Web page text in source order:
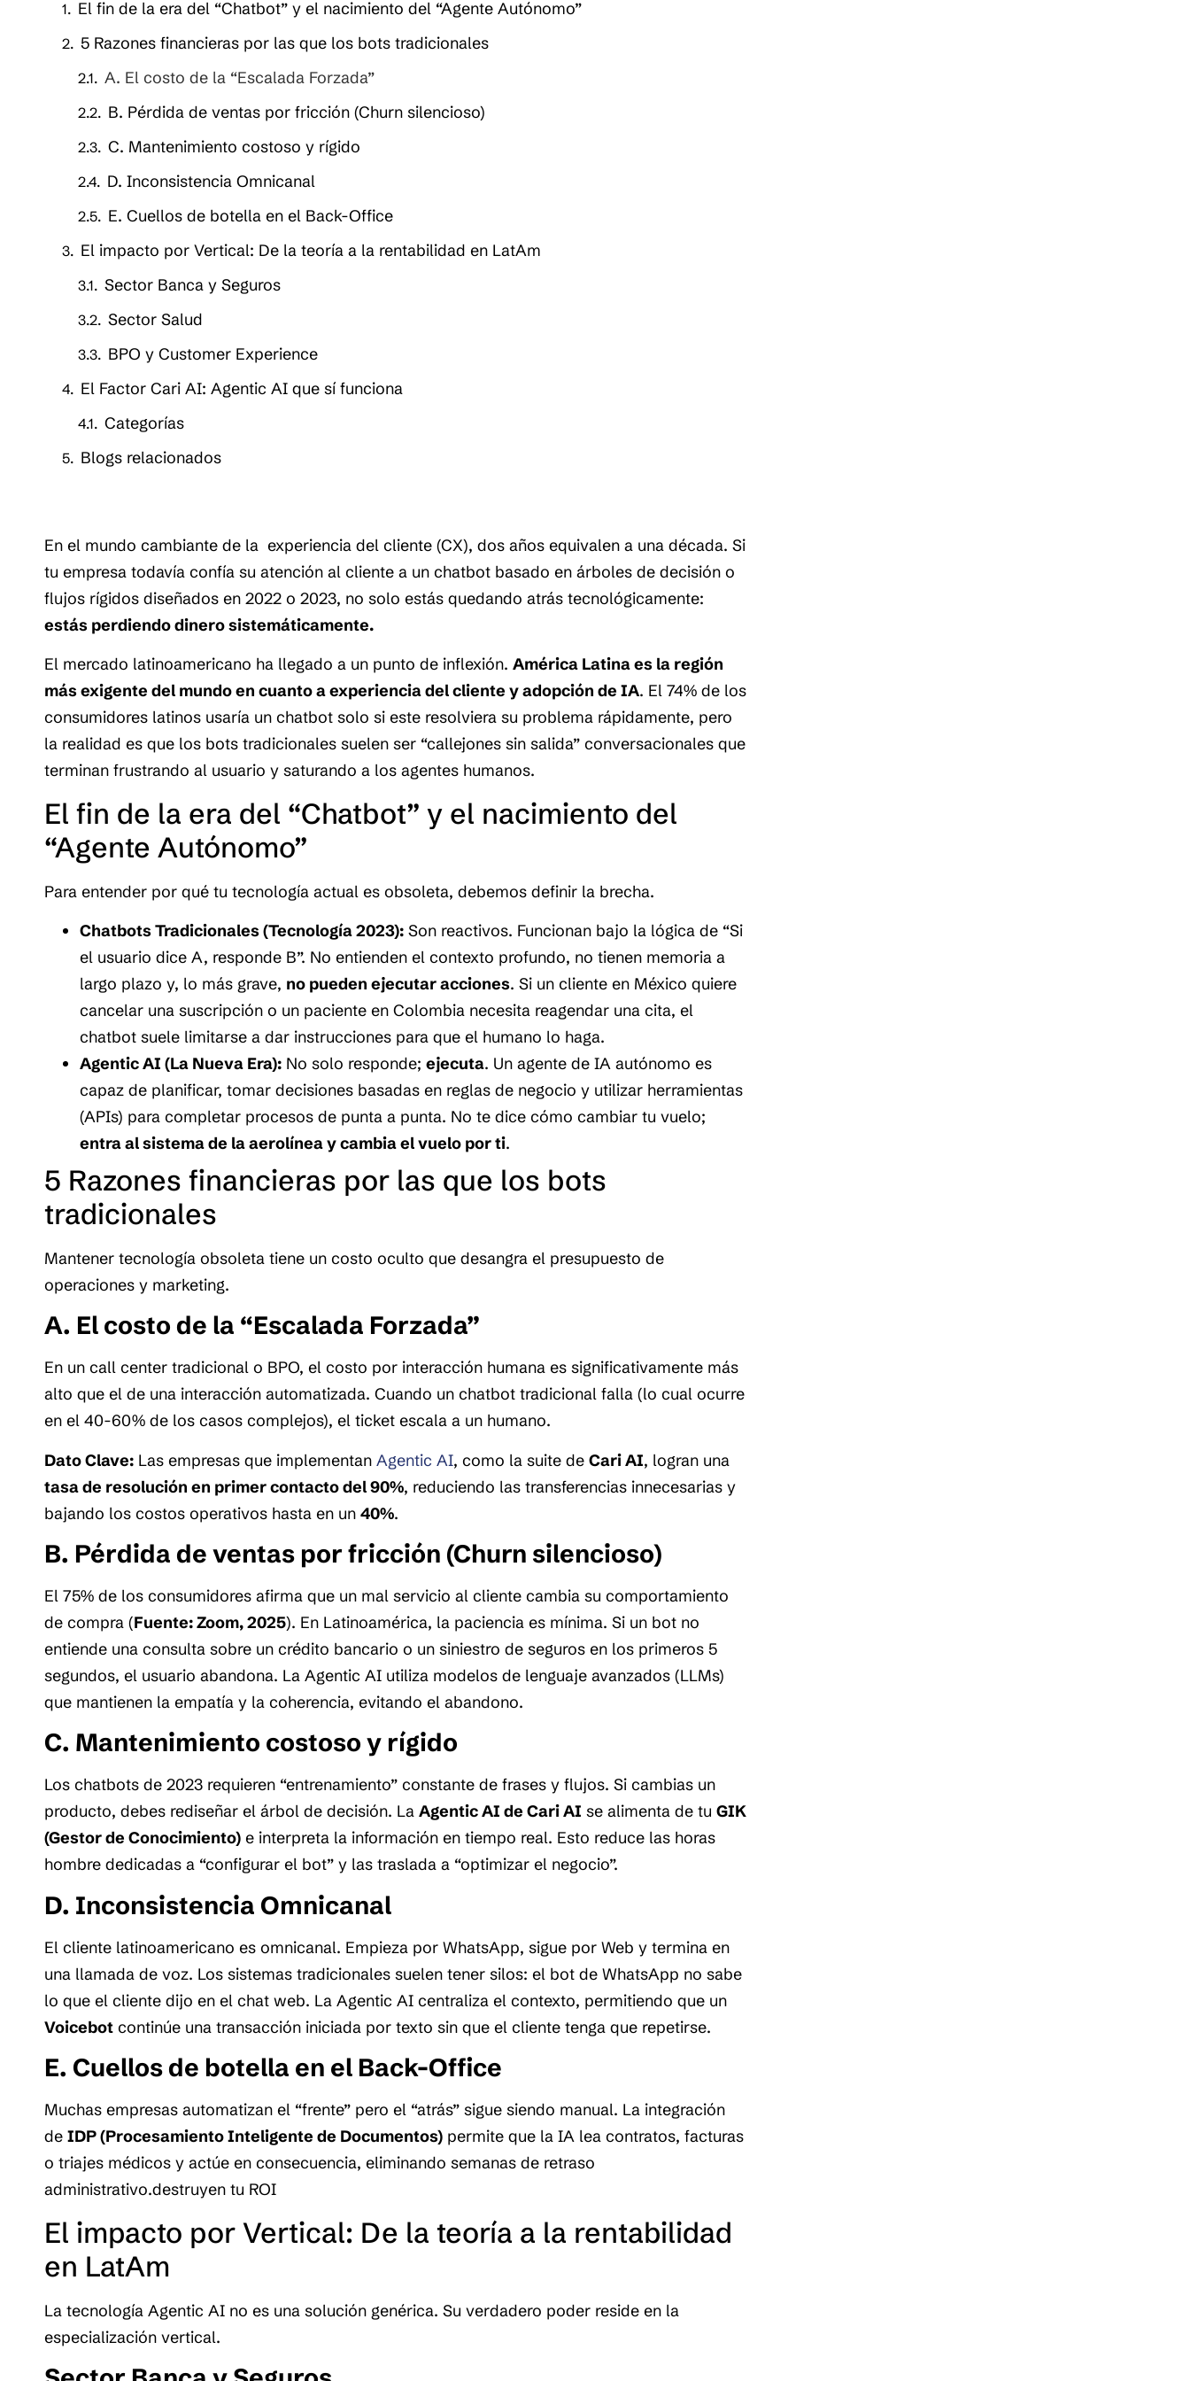
El fin de la era del “Chatbot” y el nacimiento del “Agente Autónomo”
5 Razones financieras por las que los bots tradicionales
A. El costo de la “Escalada Forzada”
B. Pérdida de ventas por fricción (Churn silencioso)
C. Mantenimiento costoso y rígido
D. Inconsistencia Omnicanal
E. Cuellos de botella en el Back-Office
El impacto por Vertical: De la teoría a la rentabilidad en LatAm
Sector Banca y Seguros
Sector Salud
BPO y Customer Experience
El Factor Cari AI: Agentic AI que sí funciona
Categorías
Blogs relacionados
En el mundo cambiante de la experiencia del cliente (CX), dos años equivalen a una década. Si
tu empresa todavía confía su atención al cliente a un chatbot basado en árboles de decisión o
flujos rígidos diseñados en 2022 o 2023, no solo estás quedando atrás tecnológicamente:
estás perdiendo dinero sistemáticamente.
El mercado latinoamericano ha llegado a un punto de inflexión. América Latina es la región
más exigente del mundo en cuanto a experiencia del cliente y adopción de IA. El 74% de los
consumidores latinos usaría un chatbot solo si este resolviera su problema rápidamente, pero
la realidad es que los bots tradicionales suelen ser “callejones sin salida” conversacionales que
terminan frustrando al usuario y saturando a los agentes humanos.
El fin de la era del “Chatbot” y el nacimiento del
“Agente Autónomo”
Para entender por qué tu tecnología actual es obsoleta, debemos definir la brecha.
Chatbots Tradicionales (Tecnología 2023): Son reactivos. Funcionan bajo la lógica de “Si
el usuario dice A, responde B”. No entienden el contexto profundo, no tienen memoria a
largo plazo y, lo más grave, no pueden ejecutar acciones. Si un cliente en México quiere
cancelar una suscripción o un paciente en Colombia necesita reagendar una cita, el
chatbot suele limitarse a dar instrucciones para que el humano lo haga.
Agentic AI (La Nueva Era): No solo responde; ejecuta. Un agente de IA autónomo es
capaz de planificar, tomar decisiones basadas en reglas de negocio y utilizar herramientas
(APIs) para completar procesos de punta a punta. No te dice cómo cambiar tu vuelo;
entra al sistema de la aerolínea y cambia el vuelo por ti.
5 Razones financieras por las que los bots
tradicionales
Mantener tecnología obsoleta tiene un costo oculto que desangra el presupuesto de
operaciones y marketing.
A. El costo de la “Escalada Forzada”
En un call center tradicional o BPO, el costo por interacción humana es significativamente más
alto que el de una interacción automatizada. Cuando un chatbot tradicional falla (lo cual ocurre
en el 40-60% de los casos complejos), el ticket escala a un humano.
Dato Clave: Las empresas que implementan Agentic AI, como la suite de Cari AI, logran una
tasa de resolución en primer contacto del 90%, reduciendo las transferencias innecesarias y
bajando los costos operativos hasta en un 40%.
B. Pérdida de ventas por fricción (Churn silencioso)
El 75% de los consumidores afirma que un mal servicio al cliente cambia su comportamiento
de compra (Fuente: Zoom, 2025). En Latinoamérica, la paciencia es mínima. Si un bot no
entiende una consulta sobre un crédito bancario o un siniestro de seguros en los primeros 5
segundos, el usuario abandona. La Agentic AI utiliza modelos de lenguaje avanzados (LLMs)
que mantienen la empatía y la coherencia, evitando el abandono.
C. Mantenimiento costoso y rígido
Los chatbots de 2023 requieren “entrenamiento” constante de frases y flujos. Si cambias un
producto, debes rediseñar el árbol de decisión. La Agentic AI de Cari AI se alimenta de tu GIK
(Gestor de Conocimiento) e interpreta la información en tiempo real. Esto reduce las horas
hombre dedicadas a “configurar el bot” y las traslada a “optimizar el negocio”.
D. Inconsistencia Omnicanal
El cliente latinoamericano es omnicanal. Empieza por WhatsApp, sigue por Web y termina en
una llamada de voz. Los sistemas tradicionales suelen tener silos: el bot de WhatsApp no sabe
lo que el cliente dijo en el chat web. La Agentic AI centraliza el contexto, permitiendo que un
Voicebot continúe una transacción iniciada por texto sin que el cliente tenga que repetirse.
E. Cuellos de botella en el Back-Office
Muchas empresas automatizan el “frente” pero el “atrás” sigue siendo manual. La integración
de IDP (Procesamiento Inteligente de Documentos) permite que la IA lea contratos, facturas
o triajes médicos y actúe en consecuencia, eliminando semanas de retraso
administrativo.destruyen tu ROI
El impacto por Vertical: De la teoría a la rentabilidad
en LatAm
La tecnología Agentic AI no es una solución genérica. Su verdadero poder reside en la
especialización vertical.